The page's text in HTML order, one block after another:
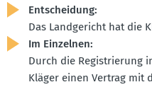
Entscheidung:
Das Landge­richt hat die
Im Einzelnen:
Durch die Regis­trierung
Kläger einen Vertrag mit